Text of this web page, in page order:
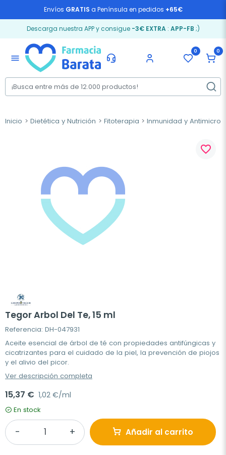
Envíos GRATIS a Península en pedidos +65€
Descarga nuestra APP y consigue -3€ EXTRA: APP-FB ;)
menu
0 0
Inicio Dietética y Nutrición Fitoterapia Inmunidad y
favorite_border
Tegor Arbol Del Te, 15 ml
Referencia: DH-047931
Aceite esencial de árbol de té con propiedades antifúngicas y
cicatrizantes para el cuidado de la piel, la prevención de piojos
y el alivio del picor.
Ver descripción completa
15,37 € 1,02 €/ml
En stock
Añadir al carrito